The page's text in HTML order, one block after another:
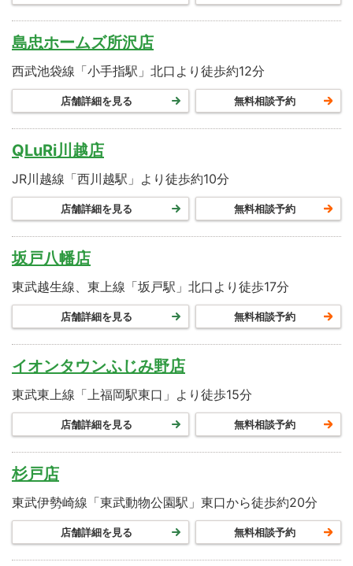
島忠ホームズ所沢店
西武池袋線「小手指駅」北口より徒歩約12分
店舗詳細を見る 無料相談予約
QLuRi川越店
JR川越線「西川越駅」より徒歩約10分
店舗詳細を見る 無料相談予約
坂戸八幡店
東武越生線、東上線「坂戸駅」北口より徒歩17分
店舗詳細を見る 無料相談予約
イオンタウンふじみ野店
東武東上線「上福岡駅東口」より徒歩15分
店舗詳細を見る 無料相談予約
杉戸店
東武伊勢崎線「東武動物公園駅」東口から徒歩約20分
店舗詳細を見る 無料相談予約